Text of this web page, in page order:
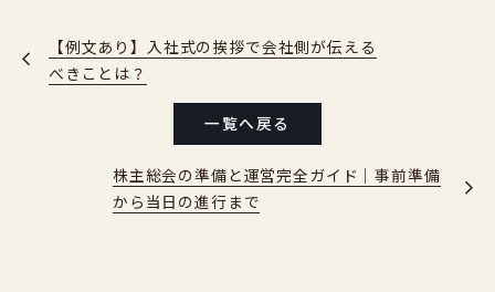
【例文あり】入社式の挨拶で会社側が伝える
べきことは？
一覧へ戻る
株主総会の準備と運営完全ガイド｜事前準備
から当日の進行まで